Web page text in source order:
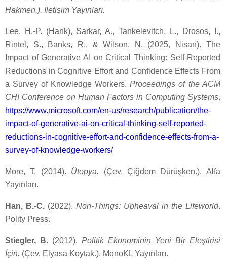
Hakmen.). İletişim Yayınları.
Lee, H.-P. (Hank), Sarkar, A., Tankelevitch, L., Drosos, I.,
Rintel, S., Banks, R., & Wilson, N. (2025, Nisan). The
Impact of Generative AI on Critical Thinking: Self-Reported
Reductions in Cognitive Effort and Confidence Effects From
a Survey of Knowledge Workers.Proceedings of the ACM
CHI Conference on Human Factors in Computing Systems.
https://www.microsoft.com/en-us/research/publication/the-
impact-of-generative-ai-on-critical-thinking-self-reported-
reductions-in-cognitive-effort-and-confidence-effects-from-a-
survey-of-knowledge-workers/
More, T. (2014). Ütopya. (Çev. Çiğdem Dürüşken.). Alfa
Yayınları.
Han, B.-C.(2022). Non-Things: Upheaval in the Lifeworld.
Polity Press.
Stiegler, B.(2012). Politik Ekonominin Yeni Bir Eleştirisi
İçin. (Çev. Elyasa Koytak.). MonoKL Yayınları.